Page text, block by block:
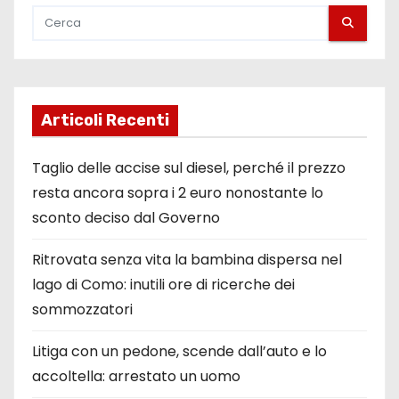
Articoli Recenti
Taglio delle accise sul diesel, perché il prezzo
resta ancora sopra i 2 euro nonostante lo
sconto deciso dal Governo
Ritrovata senza vita la bambina dispersa nel
lago di Como: inutili ore di ricerche dei
sommozzatori
Litiga con un pedone, scende dall’auto e lo
accoltella: arrestato un uomo